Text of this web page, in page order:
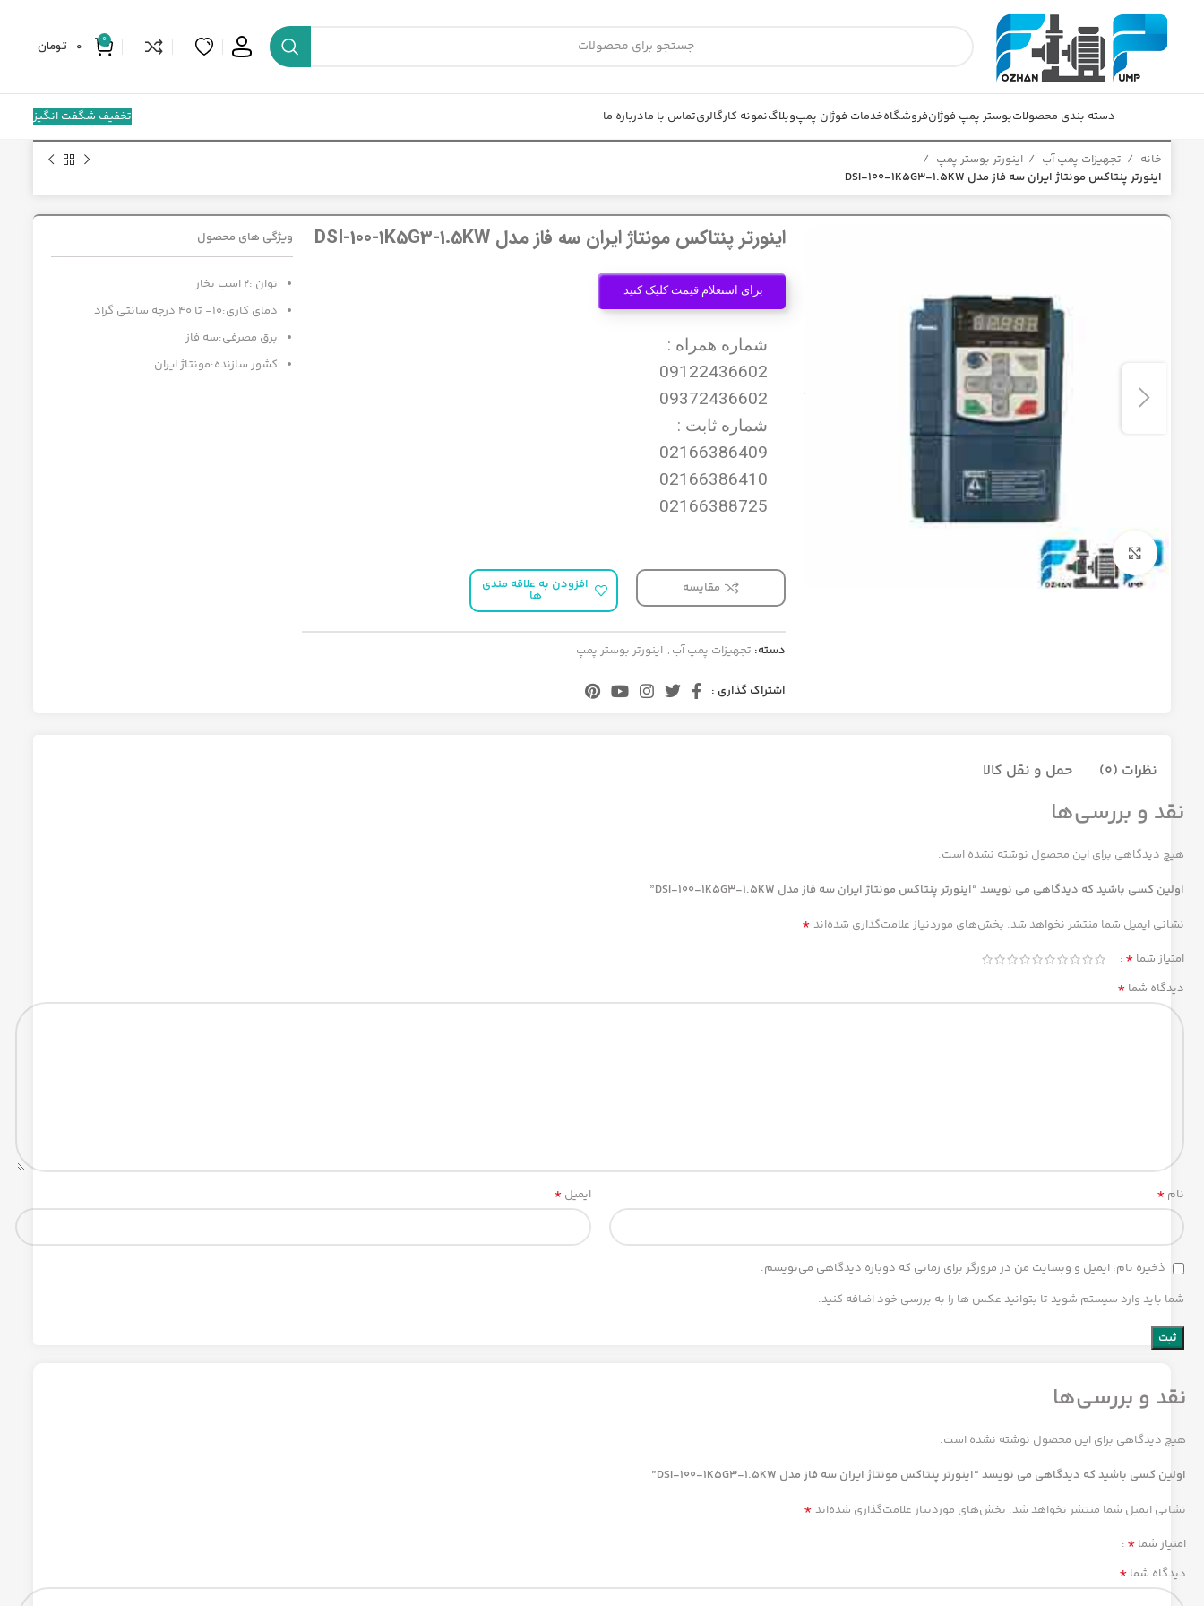
0
0 تومان
دسته بندی محصولاتبوستر پمپ فوژانفروشگاهخدمات فوژان پمپوبلاگنمونه کارگالریتماس با مادرباره ما تخفیف شگفت انگیز
خانه تجهیزات پمپ آب
اینورتر بوستر پمپ
اینورتر پنتاکس مونتاژ ایران سه فاز مدل DSI-100-1K5G3-1.5KW
برای بزرگنمایی کلیک کنید
اینورتر پنتاکس مونتاژ ایران سه فاز مدل DSI-100-1K5G3-1.5KW
برای استعلام قیمت کلیک کنید
شماره همراه :
09122436602
09372436602
شماره ثابت :
02166386409
02166386410
02166388725
مقایسه افزودن به علاقه مندی
ها
دسته: تجهیزات پمپ آب , اینورتر بوستر پمپ
اشتراک گذاری :
ویژگی های محصول
توان :2 اسب بخار
دمای کاری:10- تا 40 درجه سانتی گراد
برق مصرفی:سه فاز
کشور سازنده:مونتاژ ایران
نظرات (0) حمل و نقل کالا
نقد و بررسی‌ها
هیچ دیدگاهی برای این محصول نوشته نشده است.
اولین کسی باشید که دیدگاهی می نویسد “اینورتر پنتاکس مونتاژ ایران سه فاز مدل DSI-100-1K5G3-1.5KW”
نشانی ایمیل شما منتشر نخواهد شد. بخش‌های موردنیاز علامت‌گذاری شده‌اند *
امتیاز شما *
دیدگاه شما *
نام * ایمیل *
ذخیره نام، ایمیل و وبسایت من در مرورگر برای زمانی که دوباره دیدگاهی می‌نویسم.
شما باید وارد سیستم شوید تا بتوانید عکس ها را به بررسی خود اضافه کنید.
نقد و بررسی‌ها
هیچ دیدگاهی برای این محصول نوشته نشده است.
اولین کسی باشید که دیدگاهی می نویسد “اینورتر پنتاکس مونتاژ ایران سه فاز مدل DSI-100-1K5G3-1.5KW”
نشانی ایمیل شما منتشر نخواهد شد. بخش‌های موردنیاز علامت‌گذاری شده‌اند *
امتیاز شما *
دیدگاه شما *